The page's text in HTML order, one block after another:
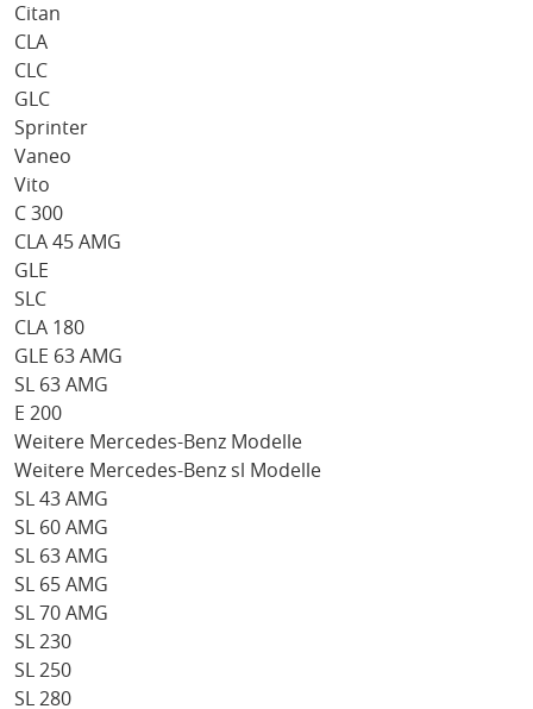
Citan
CLA
CLC
GLC
Sprinter
Vaneo
Vito
C 300
CLA 45 AMG
GLE
SLC
CLA 180
GLE 63 AMG
SL 63 AMG
E 200
Weitere Mercedes-Benz Modelle
Weitere Mercedes-Benz sl Modelle
SL 43 AMG
SL 60 AMG
SL 63 AMG
SL 65 AMG
SL 70 AMG
SL 230
SL 250
SL 280